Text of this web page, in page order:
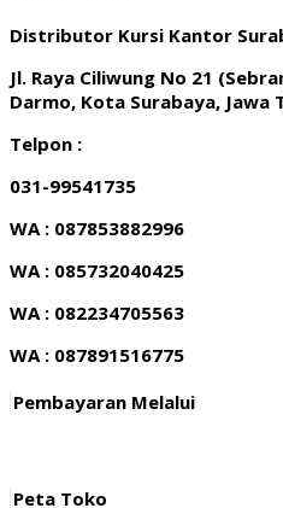
Distributor Kursi Kantor
Jl. Raya Ciliwung No 21
Darmo, Kota Surabaya, Jawa
Telpon :
031-99541735
WA : 087853882996
WA : 085732040425
WA : 082234705563
WA : 087891516775
Pembayaran Melalui
Peta Toko